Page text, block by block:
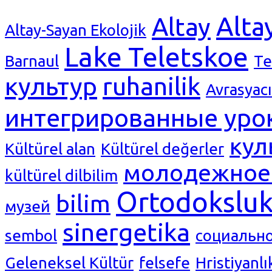
Altay-Sayan Ekolojik Altay
Barnaul Lake Teletskoe
культур ruhanilik
интегрированные
Kültürel alan Kültürel değerler
kültürel dilbilim молодежное
музей bilim
sembol sinergetika
Geleneksel Kültür felsefe